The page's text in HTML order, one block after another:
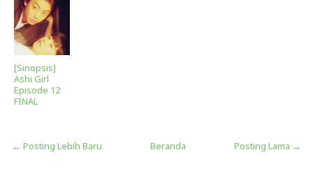
[Sinopsis]
Ashi Girl
Episode 12
FINAL
← Posting Lebih Baru Posting Lama →
Beranda